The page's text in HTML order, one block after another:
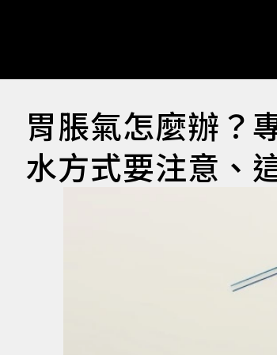
胃脹氣怎麼辦？
水方式要注意、